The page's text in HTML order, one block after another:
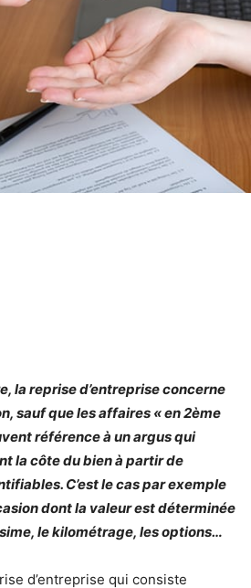
la reprise d’entreprise concerne
sauf que les affaires « en 2ème
référence à un argus qui
la côte du bien à partir de
C’est le cas par exemple
dont la valeur est déterminée
le kilométrage, les options…
d’entreprise qui consiste